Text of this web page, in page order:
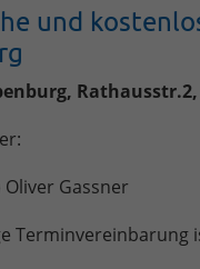
und
Oliver Gassner
Terminvereinbarung